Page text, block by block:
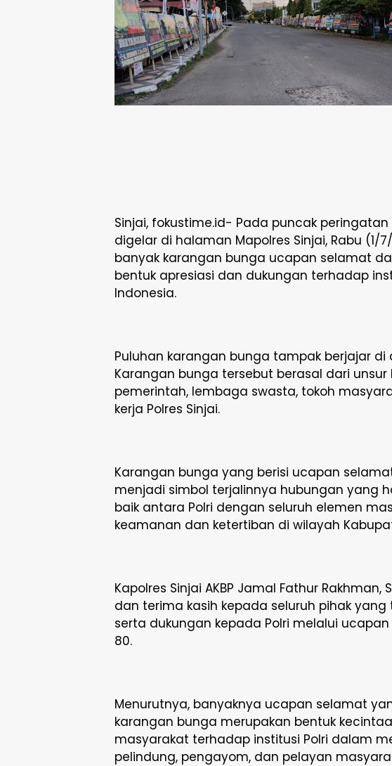
Sinjai, fokustime.id- Pada puncak
digelar di halaman Mapolres Sinjai, Rabu (1/
banyak karangan bunga ucapan selamat
bentuk apresiasi dan dukungan terhadap
Indonesia.
Puluhan karangan bunga tampak berjajar di
Karangan bunga tersebut berasal dari unsur
pemerintah, lembaga swasta, tokoh
kerja Polres Sinjai.
Karangan bunga yang berisi ucapan
menjadi simbol terjalinnya hubungan yang
baik antara Polri dengan seluruh elemen
keamanan dan ketertiban di wilayah
Kapolres Sinjai AKBP Jamal Fathur Rakhman,
dan terima kasih kepada seluruh pihak
serta dukungan kepada Polri melalui
80.
Menurutnya, banyaknya ucapan selamat
karangan bunga merupakan bentuk
masyarakat terhadap institusi Polri dalam
pelindung, pengayom, dan pelayan